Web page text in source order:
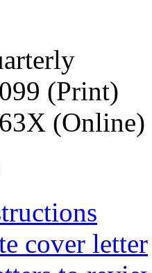
(Print)
(Online)
cover letter